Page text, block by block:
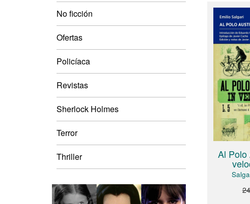
No ficción
Ofertas
Policíaca
Revistas
Sherlock Holmes
Terror
Thriller Al Polo